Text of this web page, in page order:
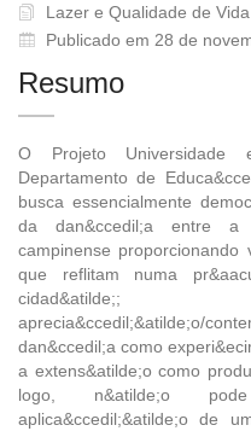
Lazer e Qualidade de Vida
Publicado em 28 de
Resumo
O Projeto Universidade
Departamento de
busca essencialmente
da dan&ccedil;a entre a
campinense proporcionando
que reflitam numa
dan&ccedil;a como
a extens&atilde;o como
logo, n&atilde;o
aplica&ccedil;&atilde;o de